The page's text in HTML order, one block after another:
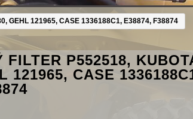
GEHL 121965, CASE 1336188C1, E38874, F38874
FILTER P552518,
121965, CASE